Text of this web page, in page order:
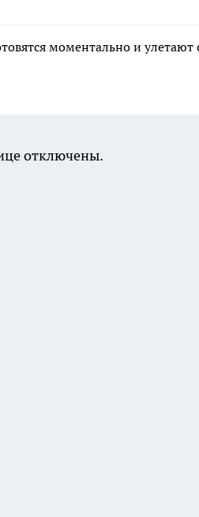
моментально и улетают
отключены.